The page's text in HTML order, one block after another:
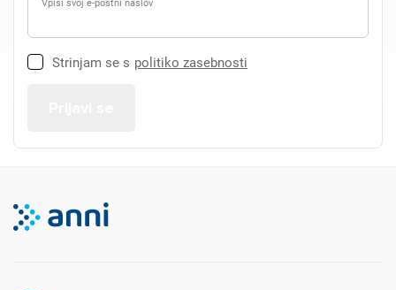
Vpiši svoj e-poštni naslov
Strinjam se s politiko zasebnosti